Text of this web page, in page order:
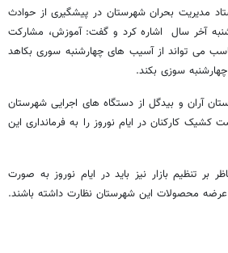
مدیریت بحران شهرستان در پیشگیری از حوادث
آخر سال اشاره کرد و گفت: آموزش، مشارکت
می تواند از آسیب های چهارشنبه سوری بکاهد
سوزی بکند.
آران و بیدگل از دستگاه های اجرایی شهرستان
کارکنان در ایام نوروز را به فرمانداری این
بر تنظیم بازار نیز باید در ایام نوروز به صورت
عرضه محصولات این شهرستان نظارت داشته باشند.